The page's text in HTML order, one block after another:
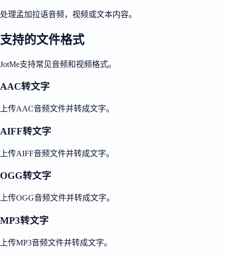
处理孟加拉语音频，视频或文本内容。
支持的文件格式
JotMe支持常见音频和视频格式。
AAC转文字
上传AAC音频文件并转成文字。
AIFF转文字
上传AIFF音频文件并转成文字。
OGG转文字
上传OGG音频文件并转成文字。
MP3转文字
上传MP3音频文件并转成文字。